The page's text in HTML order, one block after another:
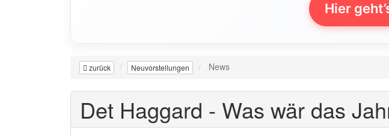
Hier
zurück Neuvorstellungen News
Det Haggard - Was wär das